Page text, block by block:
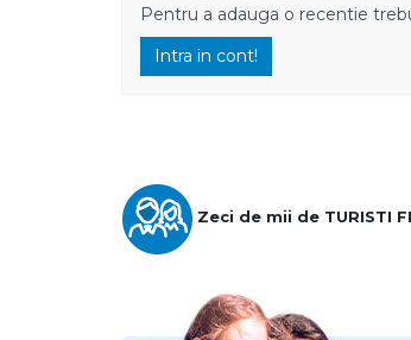
Pentru a adauga o recentie
Intra in cont!
Zeci de mii de TURISTI